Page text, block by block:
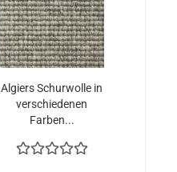
Algiers Schurwolle in
verschiedenen
Farben...